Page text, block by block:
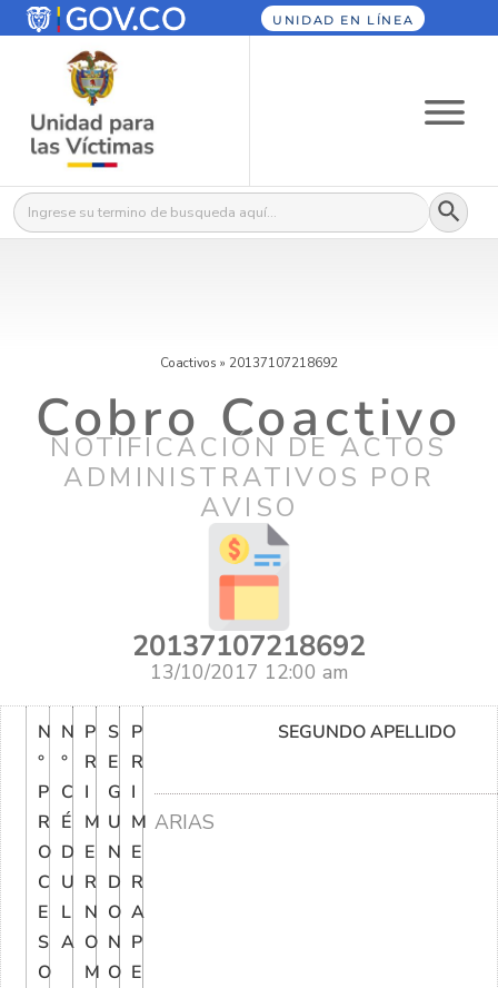
UNIDAD EN LÍNEA
Buscar: Botón
Coactivos » 20137107218692
Cobro Coactivo
NOTIFICACIÓN DE ACTOS
ADMINISTRATIVOS POR
AVISO
20137107218692
13/10/2017 12:00 am
N
°
P
R
O
C
E
S
O
N
°
C
É
D
U
L
A
P
R
I
M
E
R
N
O
M
S
E
G
U
N
D
O
N
O
P
R
I
M
E
R
A
P
E
SEGUNDO APELLIDO
ARIAS